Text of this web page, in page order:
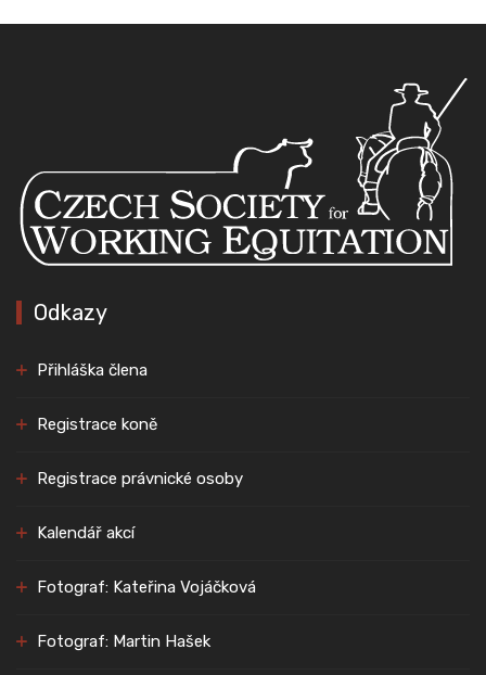
Odkazy
Přihláška člena
Registrace koně
Registrace právnické osoby
Kalendář akcí
Fotograf: Kateřina Vojáčková
Fotograf: Martin Hašek